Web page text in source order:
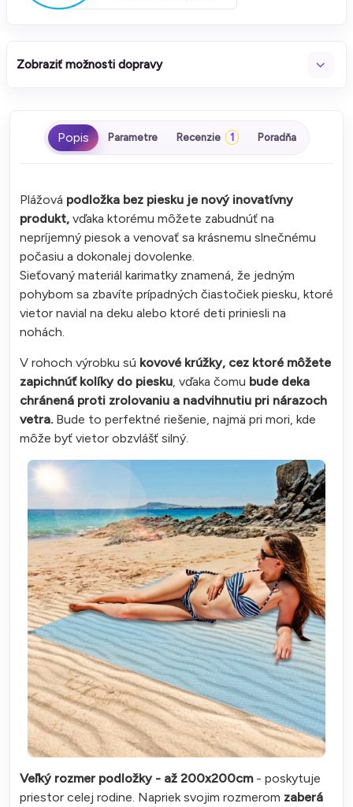
Zobraziť možnosti dopravy
Parametre Recenzie 1 Poradňa
Plážová podložka bez piesku je nový inovatívny
produkt, vďaka ktorému môžete zabudnúť na
nepríjemný piesok a venovať sa krásnemu slnečnému
počasiu a dokonalej dovolenke.
Sieťovaný materiál karimatky znamená, že jedným
pohybom sa zbavíte prípadných čiastočiek piesku, ktoré
vietor navial na deku alebo ktoré deti priniesli na
nohách.
V rohoch výrobku sú kovové krúžky, cez ktoré môžete
zapichnúť kolíky do piesku , vďaka čomu bude deka
chránená proti zrolovaniu a nadvihnutiu pri nárazoch
vetra. Bude to perfektné riešenie, najmä pri mori, kde
môže byť vietor obzvlášť silný.
Veľký rozmer podložky - až 200x200cm - poskytuje
priestor celej rodine. Napriek svojim rozmerom zaberá